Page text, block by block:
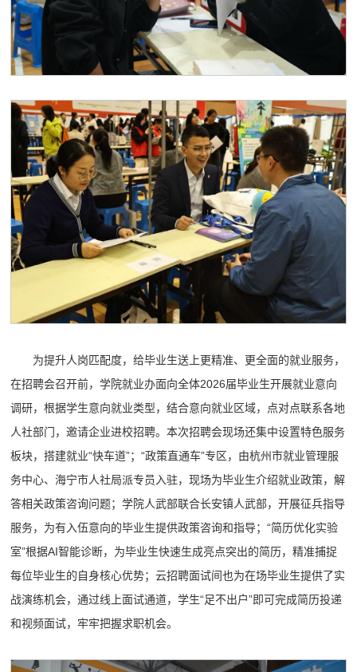
为提升人岗匹配度，给毕业生送上更精准、更全面的就业服务，
在招聘会召开前，学院就业办面向全体2026届毕业生开展就业意向
调研，根据学生意向就业类型，结合意向就业区域，点对点联系各地
人社部门，邀请企业进校招聘。本次招聘会现场还集中设置特色服务
板块，搭建就业“快车道”；“政策直通车”专区，由杭州市就业管理服
务中心、海宁市人社局派专员入驻，现场为毕业生介绍就业政策，解
答相关政策咨询问题；学院人武部联合长安镇人武部，开展征兵指导
服务，为有入伍意向的毕业生提供政策咨询和指导；“简历优化实验
室”根据AI智能诊断，为毕业生快速生成亮点突出的简历，精准捕捉
每位毕业生的自身核心优势；云招聘面试间也为在场毕业生提供了实
战演练机会，通过线上面试通道，学生“足不出户”即可完成简历投递
和视频面试，牢牢把握求职机会。